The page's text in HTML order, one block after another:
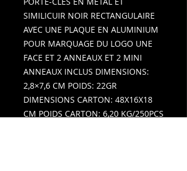
SIMILICUIR NOIR RECTANGULAIRE
AVEC UNE PLAQUE EN ALUMINIUM
POUR MARQUAGE DU LOGO UNE
FACE ET 2 ANNEAUX ET 2 MINI
ANNEAUX INCLUS DIMENSIONS:
2,8×7,6 CM POIDS: 22GR
DIMENSIONS CARTON: 48X16X18
CM POIDS CARTON: 6,20 KG/250PCS